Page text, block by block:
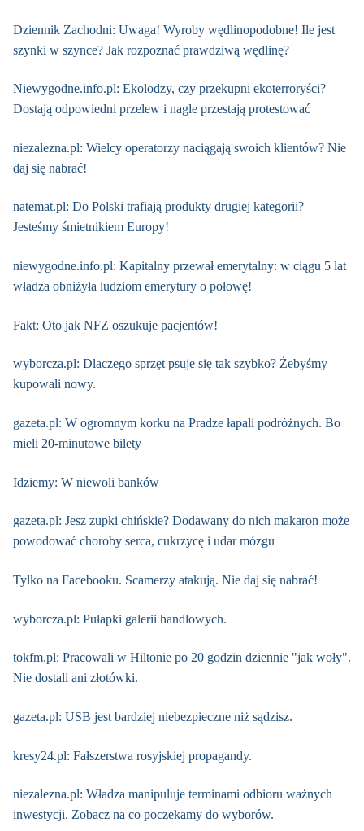
Dziennik Zachodni: Uwaga! Wyroby wędlinopodobne! Ile jest
szynki w szynce? Jak rozpoznać prawdziwą wędlinę?
Niewygodne.info.pl: Ekolodzy, czy przekupni ekoterroryści?
Dostają odpowiedni przelew i nagle przestają protestować
niezalezna.pl: Wielcy operatorzy naciągają swoich klientów? Nie
daj się nabrać!
natemat.pl: Do Polski trafiają produkty drugiej kategorii?
Jesteśmy śmietnikiem Europy!
niewygodne.info.pl: Kapitalny przewał emerytalny: w ciągu 5 lat
władza obniżyła ludziom emerytury o połowę!
Fakt: Oto jak NFZ oszukuje pacjentów!
wyborcza.pl: Dlaczego sprzęt psuje się tak szybko? Żebyśmy
kupowali nowy.
gazeta.pl: W ogromnym korku na Pradze łapali podróżnych. Bo
mieli 20-minutowe bilety
Idziemy: W niewoli banków
gazeta.pl: Jesz zupki chińskie? Dodawany do nich makaron może
powodować choroby serca, cukrzycę i udar mózgu
Tylko na Facebooku. Scamerzy atakują. Nie daj się nabrać!
wyborcza.pl: Pułapki galerii handlowych.
tokfm.pl: Pracowali w Hiltonie po 20 godzin dziennie "jak woły".
Nie dostali ani złotówki.
gazeta.pl: USB jest bardziej niebezpieczne niż sądzisz.
kresy24.pl: Fałszerstwa rosyjskiej propagandy.
niezalezna.pl: Władza manipuluje terminami odbioru ważnych
inwestycji. Zobacz na co poczekamy do wyborów.